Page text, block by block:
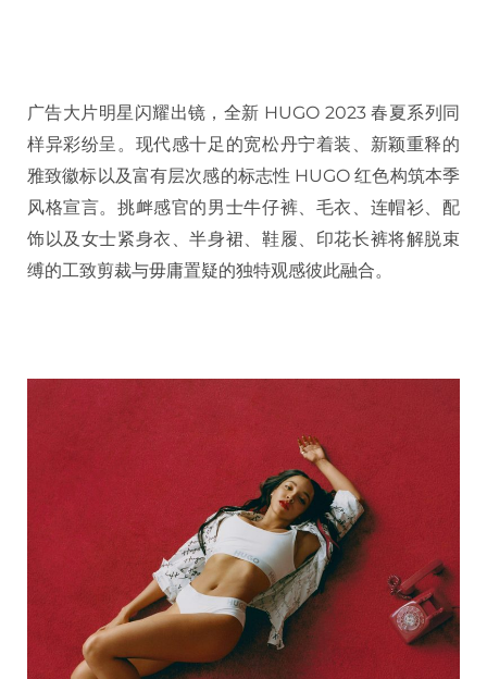
广告大片明星闪耀出镜，全新 HUGO 2023 春夏系列同
样异彩纷呈。现代感十足的宽松丹宁着装、新颖重释的
雅致徽标以及富有层次感的标志性 HUGO 红色构筑本季
风格宣言。挑衅感官的男士牛仔裤、毛衣、连帽衫、配
饰以及女士紧身衣、半身裙、鞋履、印花长裤将解脱束
缚的工致剪裁与毋庸置疑的独特观感彼此融合。